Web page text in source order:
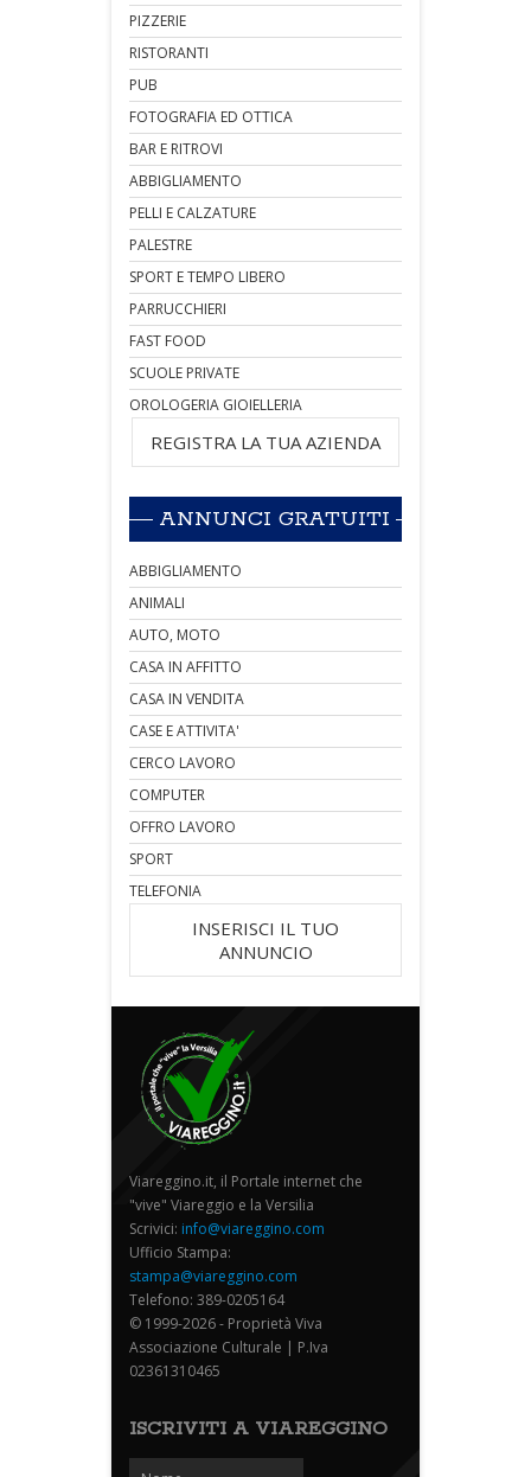
PIZZERIE
RISTORANTI
PUB
FOTOGRAFIA ED OTTICA
BAR E RITROVI
ABBIGLIAMENTO
PELLI E CALZATURE
PALESTRE
SPORT E TEMPO LIBERO
PARRUCCHIERI
FAST FOOD
SCUOLE PRIVATE
OROLOGERIA GIOIELLERIA
REGISTRA LA TUA AZIENDA
ANNUNCI GRATUITI
ABBIGLIAMENTO
ANIMALI
AUTO, MOTO
CASA IN AFFITTO
CASA IN VENDITA
CASE E ATTIVITA'
CERCO LAVORO
COMPUTER
OFFRO LAVORO
SPORT
TELEFONIA
INSERISCI IL TUO
ANNUNCIO
Viareggino.it, il Portale internet che
"vive" Viareggio e la Versilia
Scrivici: info@viareggino.com
Ufficio Stampa:
stampa@viareggino.com
Telefono: 389-0205164
© 1999-2026 - Proprietà Viva
Associazione Culturale | P.Iva
02361310465
ISCRIVITI A VIAREGGINO